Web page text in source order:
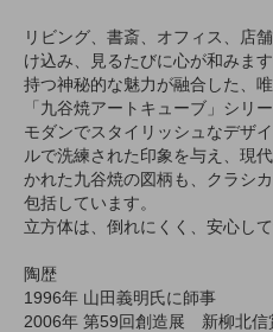
リビング、書斎、オフィス、店
け込み、見るたびに心が和みま
持つ神秘的な魅力が融合した、
「九谷焼アートキューブ」シリ
モダンでスタイリッシュなデザ
ルで洗練された印象を与え、現
かれた九谷焼の図柄も、クラシ
包括しています。
立方体は、倒れにくく、安心し
陶歴
1996年 山田義明氏に師事
2006年 第59回創造展 新柳北信